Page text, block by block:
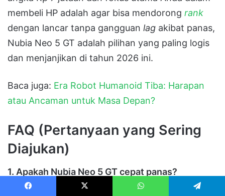
membeli HP adalah agar bisa mendorong rank
dengan lancar tanpa gangguan lag akibat panas,
Nubia Neo 5 GT adalah pilihan yang paling logis
dan menjanjikan di tahun 2026 ini.
Baca juga: Era Robot Humanoid Tiba: Harapan
atau Ancaman untuk Masa Depan?
FAQ (Pertanyaan yang Sering
Diajukan)
1. Apakah Nubia Neo 5 GT cepat panas?